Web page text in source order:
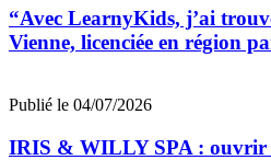
“Avec LearnyKids, j’ai
Vienne, licenciée en région
Publié le 04/07/2026
IRIS & WILLY SPA : ouvrir